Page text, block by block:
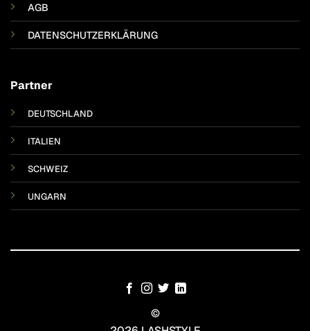
AGB
DATENSCHUTZERKLÄRUNG
Partner
DEUTSCHLAND
ITALIEN
SCHWEIZ
UNGARN
©